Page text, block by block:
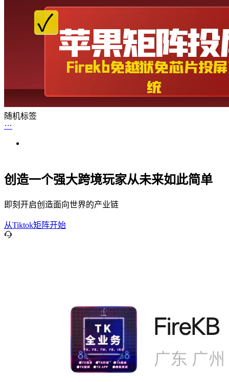
随机标签
创造一个强大跨境玩家从未来如此简单
即刻开启创造面向世界的产业链
从Tiktok矩阵开始